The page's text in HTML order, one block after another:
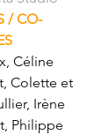
/ CO-
Céline
Colette et
Irène
Philippe